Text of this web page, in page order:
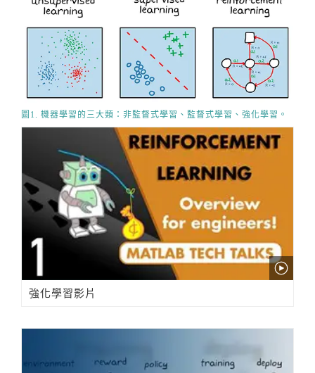
圖1. 機器學習的三大類：非監督式學習、監督式學習、強化學習。
強化學習影片